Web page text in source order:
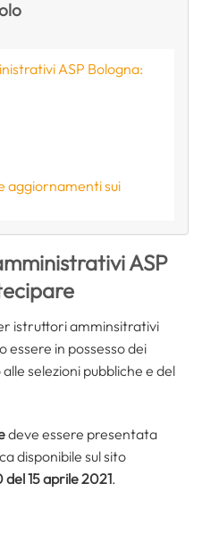
ASP Bologna:
aggiornamenti sui
ASP
istruttori amminsitrativi
essere in possesso dei
alle selezioni pubbliche e del
deve essere presentata
disponibile sul sito
15 aprile 2021.